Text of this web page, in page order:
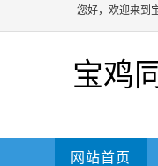
您好，欢迎来到
宝鸡
网站首页